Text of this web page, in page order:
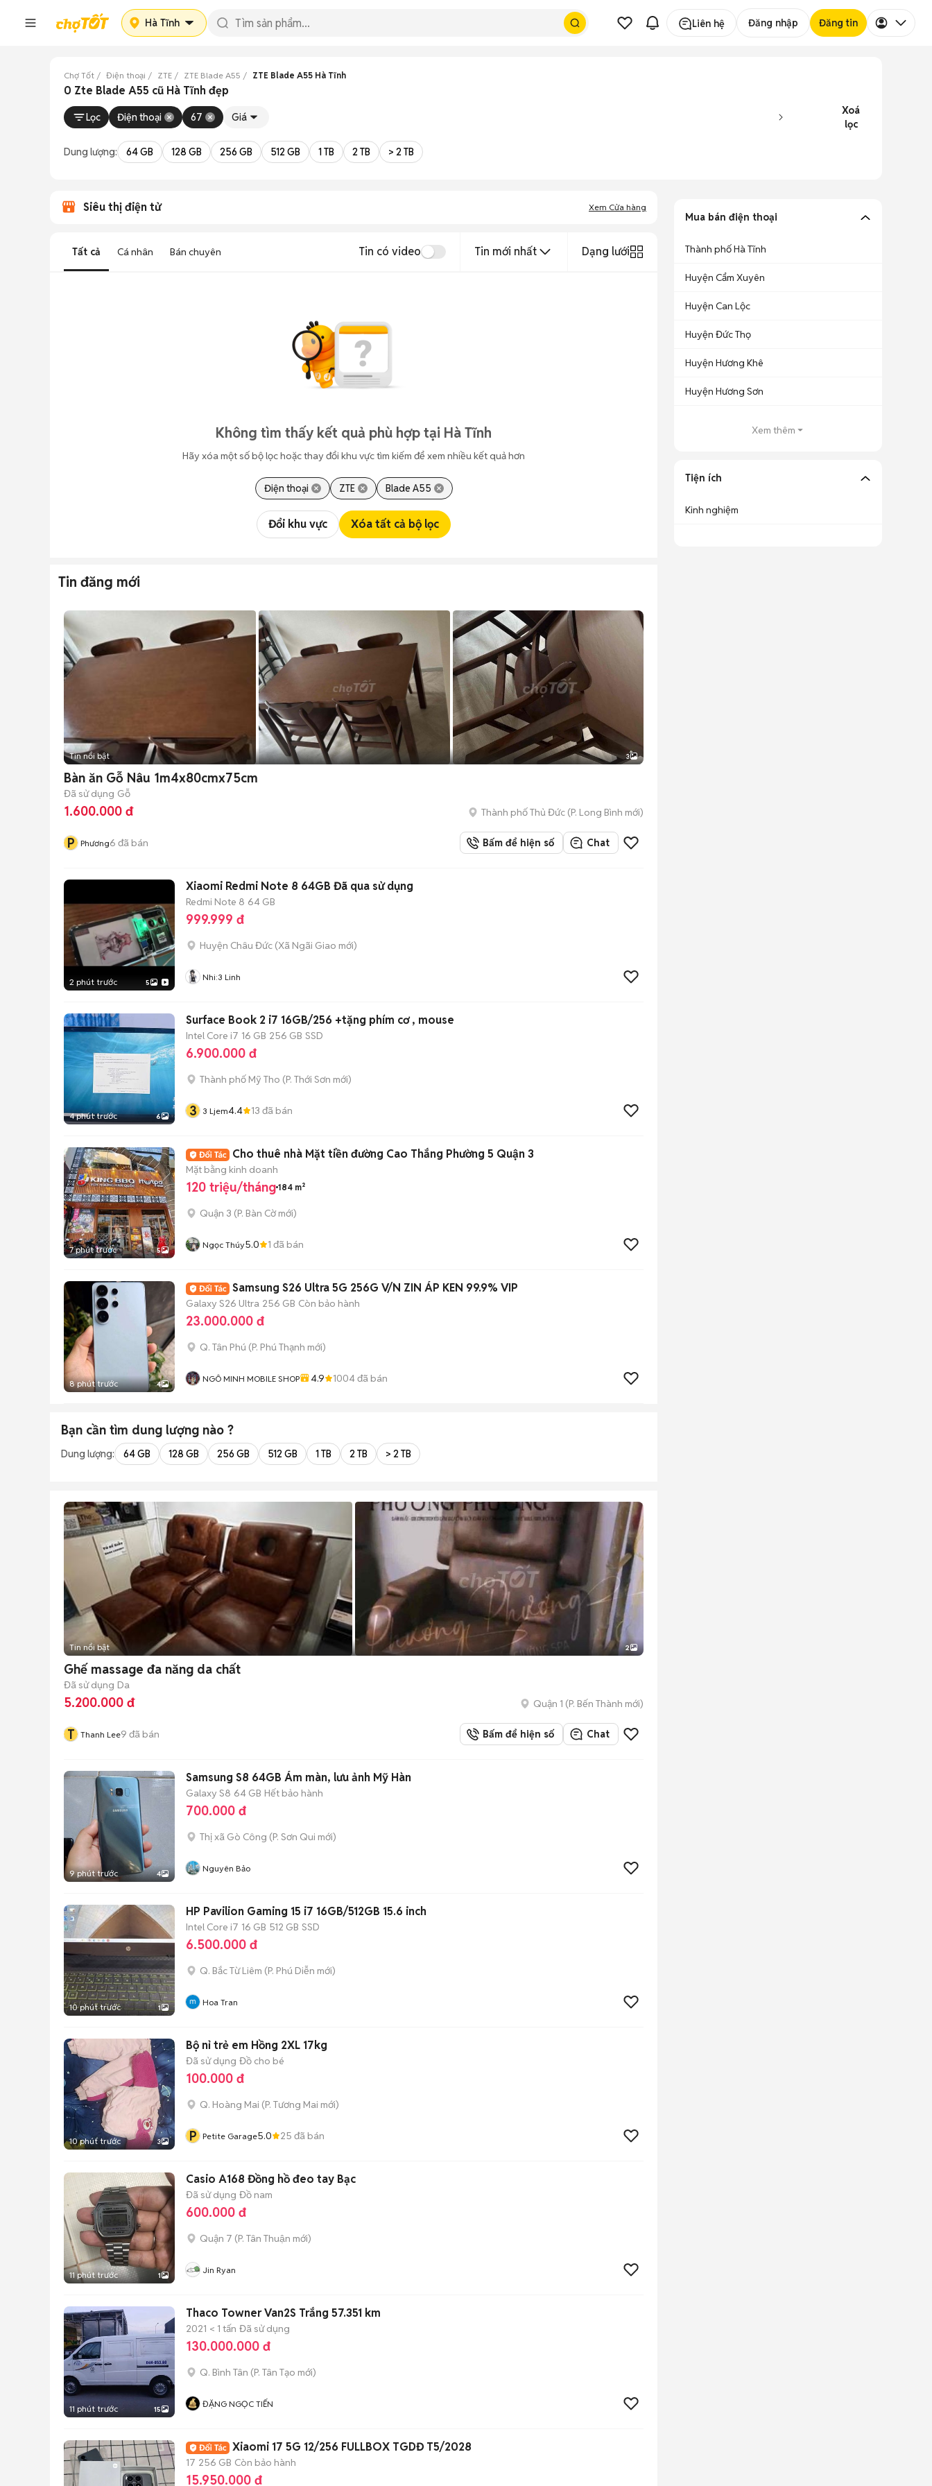
Hà Tĩnh Liên hệ Đăng nhập Đăng tin
Chợ Tốt Điện thoại ZTE ZTE Blade A55 ZTE Blade A55 Hà Tĩnh
0 Zte Blade A55 cũ Hà Tĩnh đẹp
Lọc Điện thoại 67 Giá
Xoá
lọc
Dung lượng: 64 GB 128 GB 256 GB 512 GB 1 TB 2 TB > 2 TB
Siêu thị điện tử Xem Cửa hàng
Tất cả Cá nhân Bán chuyên Tin có video Tin mới nhất Dạng lưới
Không tìm thấy kết quả phù hợp tại Hà Tĩnh
Hãy xóa một số bộ lọc hoặc thay đổi khu vực tìm kiếm để xem nhiều kết quả hơn
Điện thoại ZTE Blade A55
Đổi khu vực Xóa tất cả bộ lọc
Tin đăng mới
Tin nổi bật 3
Bàn ăn Gỗ Nâu 1m4x80cmx75cm
Đã sử dụng Gỗ
1.600.000 đ Thành phố Thủ Đức (P. Long Bình mới)
P Phương6 đã bán Bấm để hiện số Chat
2 phút trước 5
Xiaomi Redmi Note 8 64GB Đã qua sử dụng
Redmi Note 8 64 GB
999.999 đ
Huyện Châu Đức (Xã Ngãi Giao mới)
Nhi:3 Linh
4 phút trước 6
Surface Book 2 i7 16GB/256 +tặng phím cơ , mouse
Intel Core i7 16 GB 256 GB SSD
6.900.000 đ
Thành phố Mỹ Tho (P. Thới Sơn mới)
3 3 Ljem4.4 13 đã bán
7 phút trước 5
Cho thuê nhà Mặt tiền đường Cao Thắng Phường 5 Quận 3
Mặt bằng kinh doanh
120 triệu/tháng 184 m²
Quận 3 (P. Bàn Cờmới)
Ngọc Thúy5.0 1 đã bán
8 phút trước 4
Samsung S26 Ultra 5G 256G V/N ZIN ÁP KEN 99.9% VIP
Galaxy S26 Ultra 256 GB Còn bảo hành
23.000.000 đ
Q. Tân Phú (P. Phú Thạnh mới)
NGÔ MINH MOBILE SHOP 4.9 1004đã bán
Bạn cần tìm dung lượng nào ?
Dung lượng: 64 GB 128 GB 256 GB 512 GB 1 TB 2 TB > 2 TB
Tin nổi bật 2
Ghế massage đa năng da chất
Đã sử dụng Da
5.200.000 đ Quận 1 (P. Bến Thành mới)
T Thanh Lee9 đã bán Bấm để hiện số Chat
9 phút trước 4
Samsung S8 64GB Ám màn, lưu ảnh Mỹ Hàn
Galaxy S8 64 GB Hết bảo hành
700.000 đ
Thị xã Gò Công (P. Sơn Qui mới)
Nguyên Bảo
10 phút trước 1
HP Pavilion Gaming 15 i7 16GB/512GB 15.6 inch
Intel Core i7 16 GB 512 GB SSD
6.500.000 đ
Q. Bắc Từ Liêm (P. Phú Diễn mới)
Hoa Tran
10 phút trước 3
Bộ nỉ trẻ em Hồng 2XL 17kg
Đã sử dụng Đồ cho bé
100.000 đ
Q. Hoàng Mai (P. Tương Mai mới)
P Petite Garage5.0 25 đã bán
11 phút trước 1
Casio A168 Đồng hồ đeo tay Bạc
Đã sử dụng Đồ nam
600.000 đ
Quận 7 (P. Tân Thuận mới)
Jin Ryan
11 phút trước 15
Thaco Towner Van2S Trắng 57.351 km
2021 < 1 tấn Đã sử dụng
130.000.000 đ
Q. Bình Tân (P. Tân Tạo mới)
ĐẶNG NGỌC TIẾN
Xiaomi 17 5G 12/256 FULLBOX TGDĐ T5/2028
17 256 GB Còn bảo hành
15.950.000 đ
Mua bán điện thoại
Thành phố Hà Tĩnh
Huyện Cẩm Xuyên
Huyện Can Lộc
Huyện Đức Thọ
Huyện Hương Khê
Huyện Hương Sơn
Xem thêm
Tiện ích
Kinh nghiệm